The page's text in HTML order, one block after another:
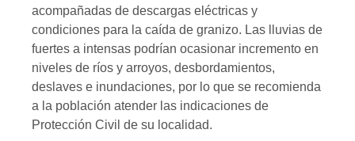
acompañadas de descargas eléctricas y
condiciones para la caída de granizo. Las lluvias de
fuertes a intensas podrían ocasionar incremento en
niveles de ríos y arroyos, desbordamientos,
deslaves e inundaciones, por lo que se recomienda
a la población atender las indicaciones de
Protección Civil de su localidad.